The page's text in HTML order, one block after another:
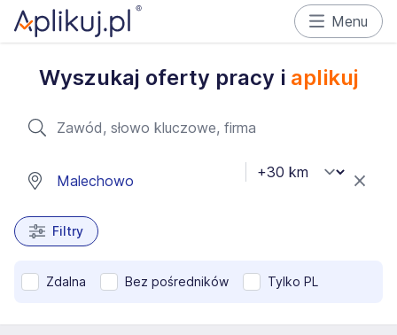
Menu
Wyszukaj oferty pracy i aplikuj
Filtry
Zdalna Bez pośredników Tylko PL